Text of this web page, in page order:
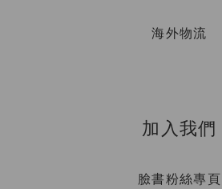
海外物流
加入我們
臉書粉絲專頁